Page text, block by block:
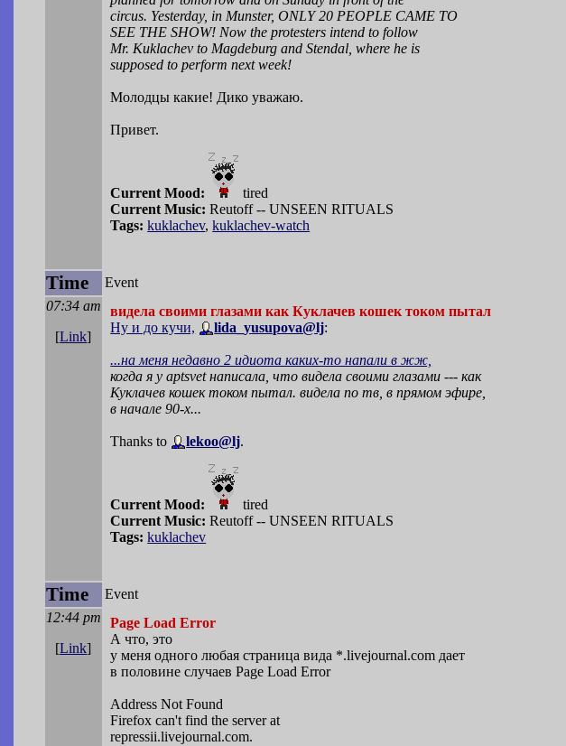
circus. Yesterday, in Munster, ONLY 20 PEOPLE CAME TO
SEE THE SHOW! Now the protesters intend to follow
Mr. Kuklachev to Magdeburg and Stendal, where he is
supposed to perform next week!
Молодцы какие! Дико уважаю.
Привет.
Current Mood:
tired
Current Music: Reutoff -- UNSEEN RITUALS
Tags: kuklachev,kuklachev-watch
Time
Event
07:34 am
[Link]
видела своими глазами как Куклачев кошек током пытал
Ну и до кучи,
lida_yusupova@lj:
...на меня недавно 2 идиота каких-то напали в жж,
когда я у aptsvet написала, что видела своими глазами --- как
Куклачев кошек током пытал. видела по тв, в прямом эфире,
в начале 90-х...
Thanks to lekoo@lj.
Current Mood:
tired
Current Music: Reutoff -- UNSEEN RITUALS
Tags: kuklachev
Time
Event
12:44 pm
[Link]
Page Load Error
А что, это
у меня одного любая страница вида *.livejournal.com дает
в половине случаев Page Load Error
Address Not Found
Firefox can't find the server at
repressii.livejournal.com.